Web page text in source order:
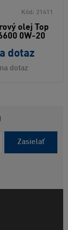
Kód: 21411
olej Top
0W-20
dotaz
na dotaz
Zasielať